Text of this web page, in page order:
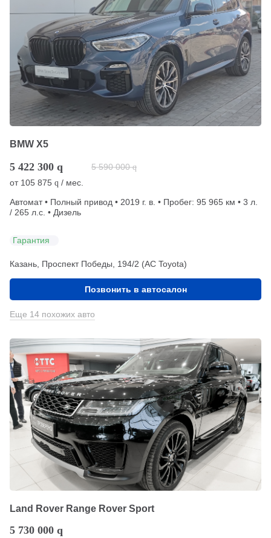
BMW X5
5 422 300 q 5 590 000 q
от 105 875 q / мес.
Автомат • Полный привод • 2019 г. в. • Пробег: 95 965 км • 3 л.
/ 265 л.с. • Дизель
Гарантия
Казань, Проспект Победы, 194/2 (АС Toyota)
Позвонить в автосалон
Еще 14 похожих авто
Land Rover Range Rover Sport
5 730 000 q